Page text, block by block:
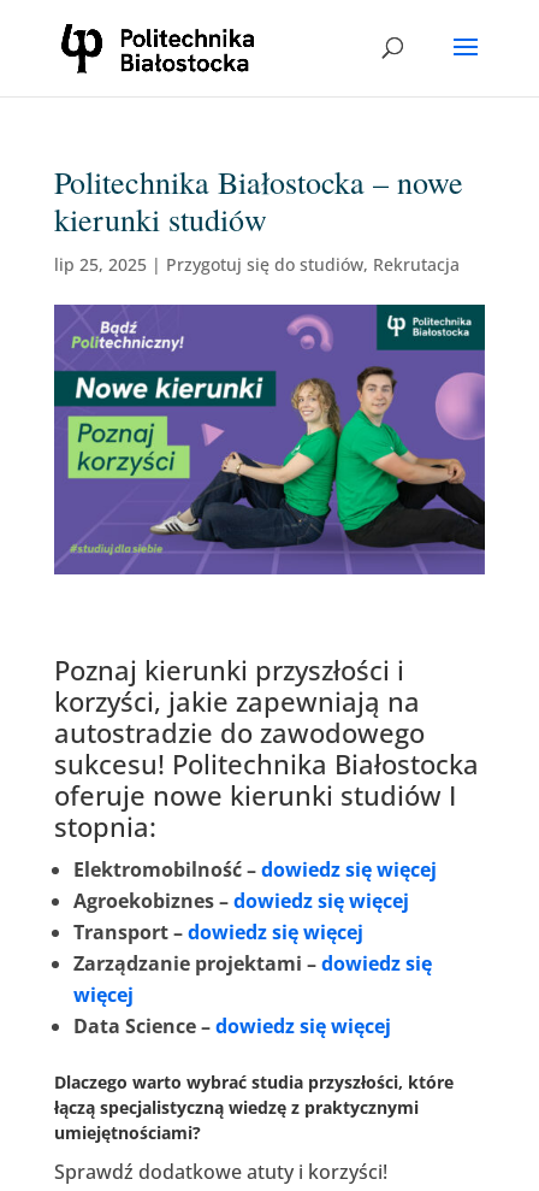
Politechnika Białostocka – nowe
kierunki studiów
lip 25, 2025| Przygotuj się do studiów, Rekrutacja
Poznaj kierunki przyszłości i
korzyści, jakie zapewniają na
autostradzie do zawodowego
sukcesu! Politechnika Białostocka
oferuje nowe kierunki studiów I
stopnia:
Elektromobilność –dowiedz się więcej
Agroekobiznes –dowiedz się więcej
Transport –dowiedz się więcej
Zarządzanie projektami –dowiedz się
więcej
Data Science –dowiedz się więcej
Dlaczego warto wybrać studia przyszłości, które
łączą specjalistyczną wiedzę z praktycznymi
umiejętnościami?
Sprawdź dodatkowe atuty i korzyści!